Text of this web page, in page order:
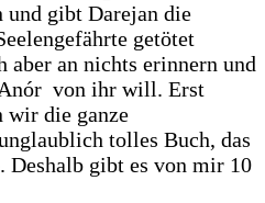
und gibt Darejan die
getötet
aber an nichts erinnern und
von ihr will. Erst
wir die ganze
tolles Buch, das
Deshalb gibt es von mir 10